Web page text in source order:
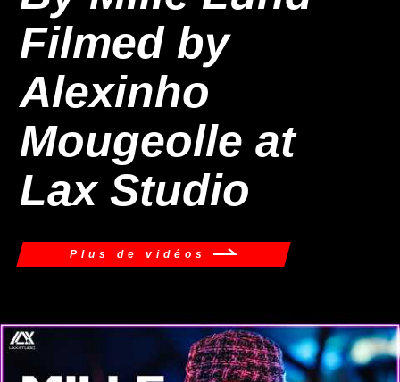
Filmed by
Alexinho
Mougeolle at
Lax Studio
Plus de vidéos